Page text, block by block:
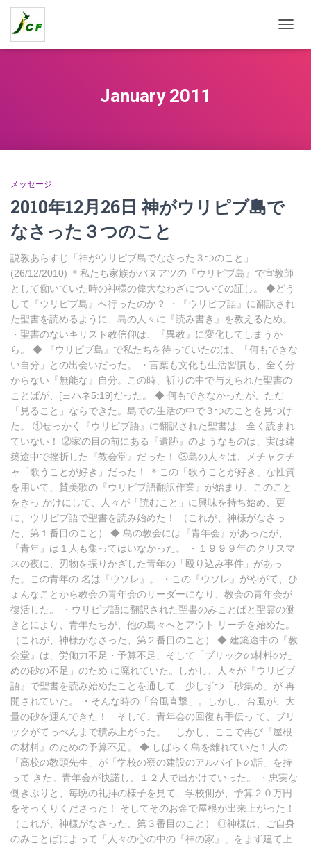
January 2011
メッセージ
2010年12月26日 神がウリピブ島で
なさった３つのこと
説教あらすじ「神がウリピブ島でなさった３つのこと」
(26/12/2010) ＊私たち家族がバヌアツの『ウリピブ島』で宣教師
として働いていた時の神様の偉大なわざについての証し。 ◆どう
して『ウリピブ島』へ行ったのか？ ・『ウリピブ語』に翻訳され
た聖書を読めるように、島の人々に『読み書き』を教えるため。
・聖書のないキリスト教信仰は、『異教』に変化してしまうか
ら。 ◆ 『ウリピブ島』で私たちを待っていたのは、「何もできな
い自分」との出会いだった。 ・言葉も文化も生活習慣も、全く分
からない『無能な』自分。この時、祈りの中で与えられた聖書の
ことばが、[ヨハネ5:19]だった。 ◆ 何もできなかったが、ただ
「見ること」ならできた。島での生活の中で３つのことを見つけ
た。 ①せっかく『ウリピブ語』に翻訳された聖書は、全く読まれ
ていない！ ②家の目の前にある『遺跡』のようなものは、実は建
築途中で挫折した『教会堂』だった！ ③島の人々は、メチャクチ
ャ「歌うことが好き」だった！ ＊この「歌うことが好き」な性質
を用いて、賛美歌の『ウリピブ語翻訳作業』が始まり、このこと
をきっ かけにして、人々が「読むこと」に興味を持ち始め、更
に、ウリピブ語で聖書を読み始めた！ （これが、神様がなさっ
た、第１番目のこと） ◆ 島の教会には『青年会』があったが、
『青年』は１人も集ってはいなかった。 ・１９９９年のクリスマ
スの夜に、刃物を振りかざした青年の「殴り込み事件」があっ
た。この青年の 名は『ウソレ』。 ・この『ウソレ』がやがて、ひ
ょんなことから教会の青年会のリーダーになり、教会の青年会が
復活した。 ・ウリピブ語に翻訳された聖書のみことばと聖霊の働
きとにより、青年たちが、他の島々へとアウト リーチを始めた。
（これが、神様がなさった、第２番目のこと） ◆ 建築途中の『教
会堂』は、労働力不足・予算不足、そして「ブリックの材料のた
めの砂の不足」のため に廃れていた。しかし、人々が『ウリピブ
語』で聖書を読み始めたことを通して、少しずつ「砂集め」が 再
開されていた。 ・そんな時の「台風直撃」。しかし、台風が、大
量の砂を運んできた！ そして、青年会の回復も手伝っ て、ブリ
ックがてっぺんまで積み上がった。 しかし、ここで再び『屋根
の材料』のための予算不足。 ◆ しばらく島を離れていた１人の
「高校の教頭先生」が「学校の寮の建設のアルバイトの話」を持
って きた。青年会が快諾し、１２人で出かけていった。 ・忠実な
働きぶりと、毎晩の礼拝の様子を見て、学校側が、予算２０万円
をそっくりくださった！ そしてそのお金で屋根が出来上がった！
（これが、神様がなさった、第３番目のこと） ◎神様は、ご自身
のみことばによって「人々の心の中の『神の家』」をまず建て上